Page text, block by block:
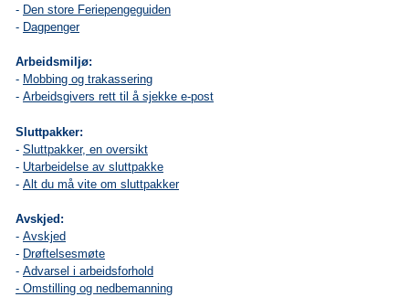
- Den store Feriepengeguiden
- Dagpenger
Arbeidsmiljø:
- Mobbing og trakassering
-Arbeidsgivers rett til å sjekke e-post
Sluttpakker:
-Sluttpakker, en oversikt
- Utarbeidelse av sluttpakke
-Alt du må vite om sluttpakker
Avskjed:
-Avskjed
- Drøftelsesmøte
-Advarsel i arbeidsforhold
-Omstilling og nedbemanning